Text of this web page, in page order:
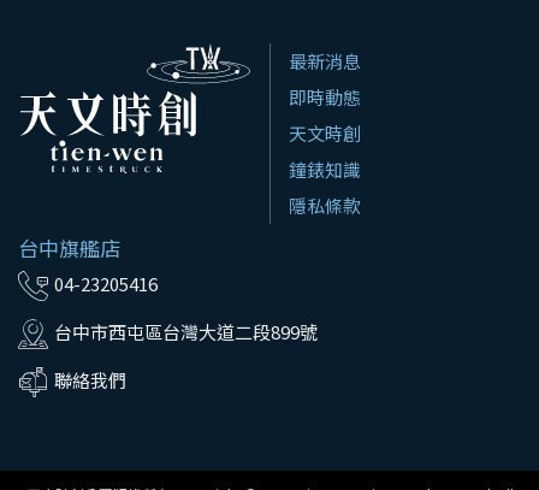
台中旗艦店
04-23205416
台中市西屯區台灣大道二段899號
聯絡我們
最新消息
即時動態
天文時創
鐘錶知識
隱私條款